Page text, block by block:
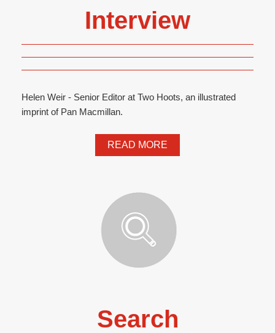
Interview
Helen Weir - Senior Editor at Two Hoots, an illustrated
imprint of Pan Macmillan.
READ MORE
Search